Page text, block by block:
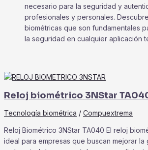
necesario para la seguridad y
profesionales y personales.
biométricas que son fundamentales
la seguridad en cualquier aplicación
Reloj biométrico 3NStar
Tecnología biométrica / Compuextrema
Reloj Biométrico 3NStar TA040 El reloj
ideal para empresas que buscan mejorar la